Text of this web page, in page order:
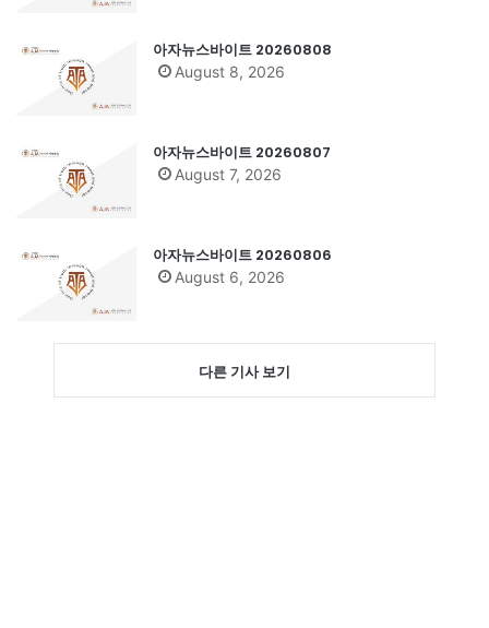
아자뉴스바이트 20260808
August 8, 2026
아자뉴스바이트 20260807
August 7, 2026
아자뉴스바이트 20260806
August 6, 2026
다른 기사 보기